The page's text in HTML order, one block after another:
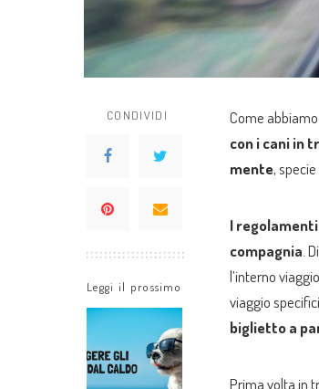
CONDIVIDI
Leggi il prossimo
Come
con i cani in
mente,
I
compagnia .
l’interno
viaggio
biglietto a
Prima volta in